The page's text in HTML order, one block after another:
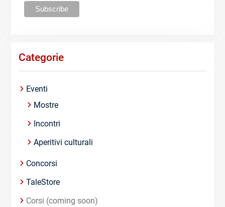
Categorie
Eventi
Mostre
Incontri
Aperitivi culturali
Concorsi
TaleStore
Corsi (coming soon)